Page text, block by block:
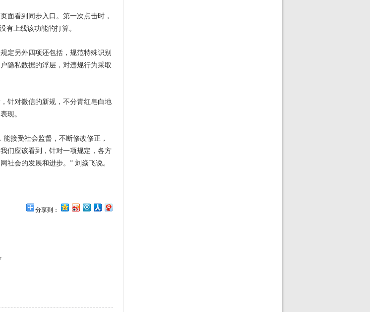
看到同步入口。第一次点击时，
有上线该功能的打算。
另外四项还包括，规范特殊识别
隐私数据的浮层，对违规行为采取
对微信的新规，不分青红皂白地
现。
接受社会监督，不断修改修正，
们应该看到，针对一项规定，各方
社会的发展和进步。” 刘焱飞说。
分享到：